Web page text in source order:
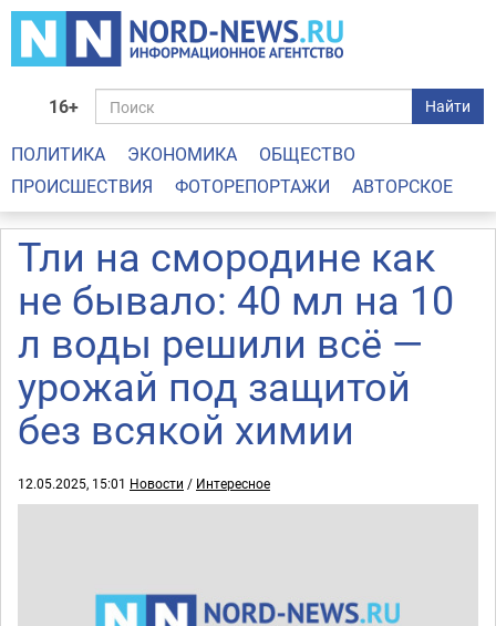
16+ Найти
ПОЛИТИКА ЭКОНОМИКА
ОБЩЕСТВО
ПРОИСШЕСТВИЯ
ФОТОРЕПОРТАЖИ АВТОРСКОЕ
Тли на смородине как
не бывало: 40 мл на 10
л воды решили всё —
урожай под защитой
без всякой химии
12.05.2025, 15:01 Новости / Интересное